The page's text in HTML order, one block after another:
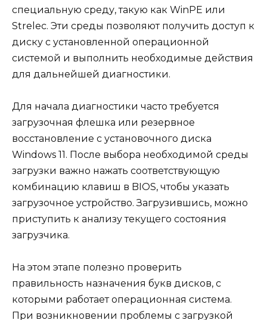
специальную среду, такую как WinPE или
Strelec. Эти среды позволяют получить доступ к
диску с установленной операционной
системой и выполнить необходимые действия
для дальнейшей диагностики.
Для начала диагностики часто требуется
загрузочная флешка или резервное
восстановление с установочного диска
Windows 11. После выбора необходимой среды
загрузки важно нажать соответствующую
комбинацию клавиш в BIOS, чтобы указать
загрузочное устройство. Загрузившись, можно
приступить к анализу текущего состояния
загрузчика.
На этом этапе полезно проверить
правильность назначения букв дисков, с
которыми работает операционная система.
При возникновении проблемы с загрузкой